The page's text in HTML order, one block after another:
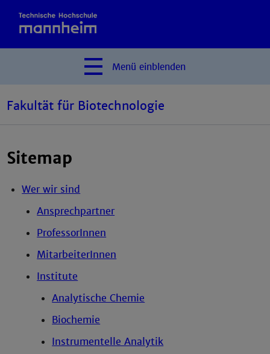
Menü einblenden
Fakultät für Biotechnologie
Sitemap
Wer wir sind
Ansprechpartner
ProfessorInnen
MitarbeiterInnen
Institute
Analytische Chemie
Biochemie
Instrumentelle Analytik